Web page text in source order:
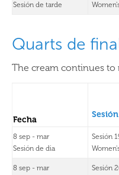
Sesión de tarde
Quarts de
The cream continues to
Fecha
8 sep - mar
Sesión de dia
Sesión
8 sep - mar
Sesión